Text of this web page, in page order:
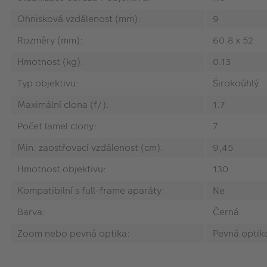
Ohnisková vzdálenost (mm):
9
Rozměry (mm):
60.8 x 52
Hmotnost (kg):
0.13
Typ objektivu:
Širokoúhlý
Maximální clona (f/):
1.7
Počet lamel clony:
7
Min. zaostřovací vzdálenost (cm):
9,45
Hmotnost objektivu:
130
Kompatibilní s full-frame aparáty:
Ne
Barva:
Černá
Zoom nebo pevná optika:
Pevná